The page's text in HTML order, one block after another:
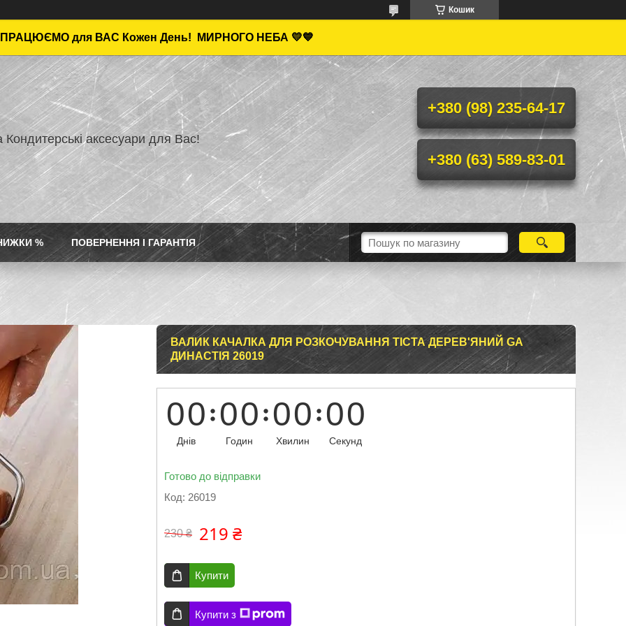
Кошик
ПРАЦЮЄМО для ВАС Кожен День! МИРНОГО НЕБА 💛💙
Кондитерські аксесуари для Вас!
+380 (98) 235-64-17
+380 (63) 589-83-01
% ПОВЕРНЕННЯ І ГАРАНТІЯ
ВАЛИК КАЧАЛКА ДЛЯ РОЗКОЧУВАННЯ ТІСТА ДЕРЕВ'ЯНИЙ GA
ДИНАСТІЯ 26019
00
Днів
00
Годин
00
Хвилин
00
Секунд
Готово до відправки
Код: 26019
230 ₴ 219 ₴
Купити
Купити з